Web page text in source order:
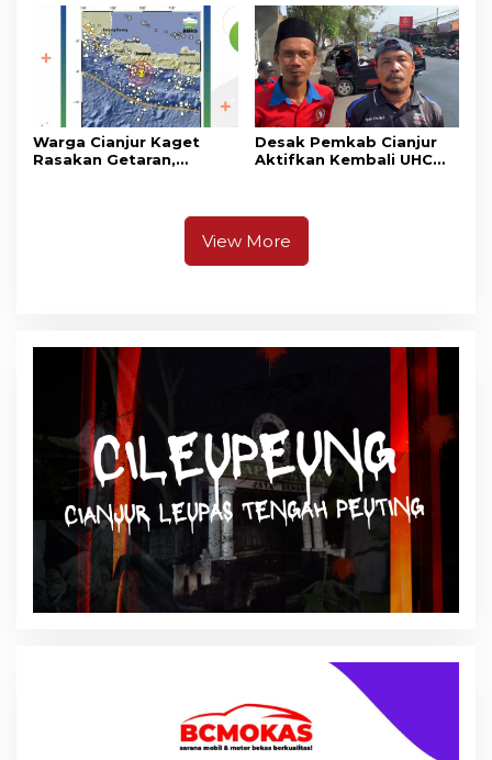
Warga Cianjur Kaget
Rasakan Getaran,
Desak Pemkab Cianjur
Aktifkan Kembali UHC
View More